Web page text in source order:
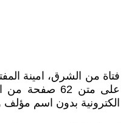
فتاة من الشرق، امينة
على متن 62
الكترونية بدون اسم